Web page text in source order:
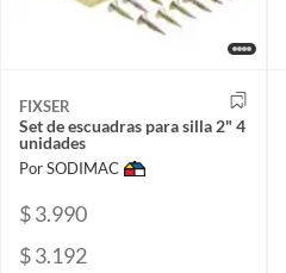
FIXSER
Set de escuadras para silla 2" 4
unidades
Por SODIMAC
$ 3.990
$ 3.192